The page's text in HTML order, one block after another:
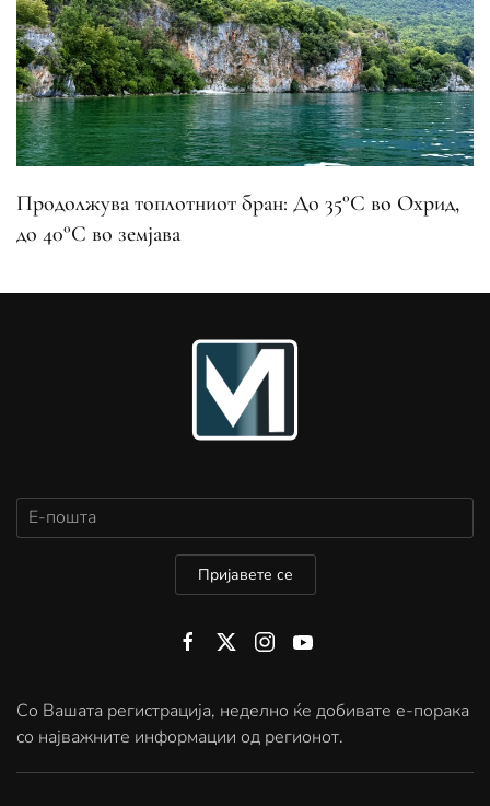
Продолжува топлотниот бран: До 35°C во Охрид,
до 40°C во земјава
Пријавете се
Со Вашата регистрација, неделно ќе добивате е-порака
со најважните информации од регионот.